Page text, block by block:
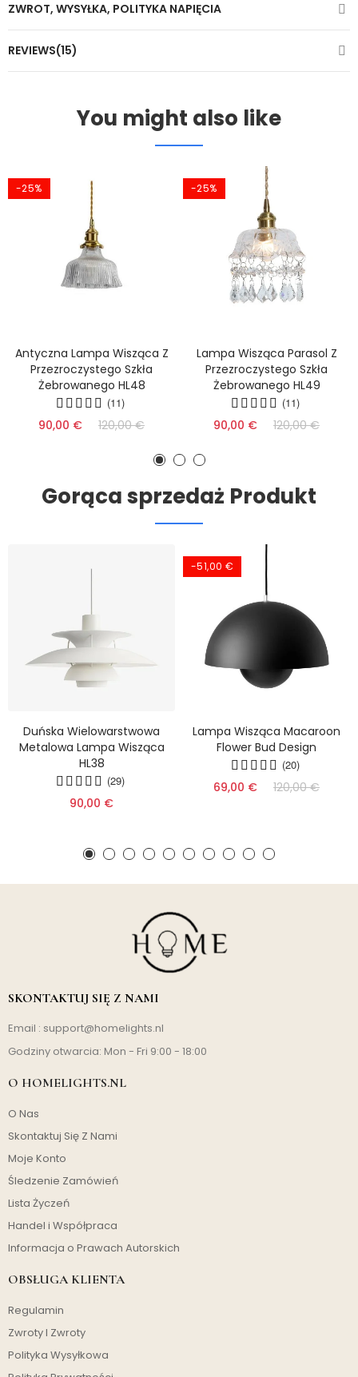
ZWROT, WYSYŁKA, POLITYKA NAPIĘCIA
REVIEWS(15)
You might also like
-25%
Antyczna Lampa Wisząca Z
Przezroczystego Szkła
Żebrowanego HL48
(11)
90,00 € 120,00 €
-25%
Lampa Wisząca Parasol Z
Przezroczystego Szkła
Żebrowanego HL49
(11)
90,00 € 120,00 €
Gorąca sprzedaż Produkt
Duńska Wielowarstwowa
Metalowa Lampa Wisząca
HL38
(29)
90,00 €
-51,00 €
Lampa Wisząca Macaroon
Flower Bud Design
(20)
69,00 € 120,00 €
SKONTAKTUJ SIĘ Z NAMI
Email : support@homelights.nl
Godziny otwarcia: Mon - Fri 9:00 - 18:00
O HOMELIGHTS.NL
O Nas
Skontaktuj Się Z Nami
Moje Konto
Śledzenie Zamówień
Lista Życzeń
Handel i Współpraca
Informacja o Prawach Autorskich
OBSŁUGA KLIENTA
Regulamin
Zwroty I Zwroty
Polityka Wysyłkowa